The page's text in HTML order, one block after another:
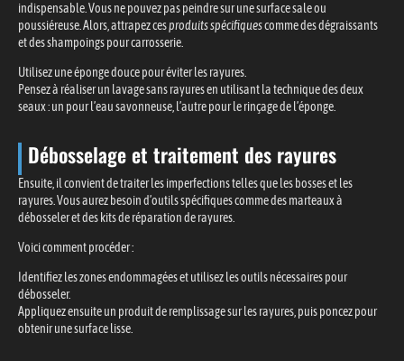
indispensable. Vous ne pouvez pas peindre sur une surface sale ou
poussiéreuse. Alors, attrapez cesproduits spécifiquescomme des dégraissants
et des shampoings pour carrosserie.
Utilisez une éponge douce pour éviter les rayures.
Pensez à réaliser un lavage sans rayures en utilisant la technique des deux
seaux : un pour l’eau savonneuse, l’autre pour le rinçage de l’éponge.
Débosselage et traitement des rayures
Ensuite, il convient de traiter les imperfections telles que les bosses et les
rayures. Vous aurez besoin d’outils spécifiques comme des marteaux à
débosseler et des kits de réparation de rayures.
Voici comment procéder :
Identifiez les zones endommagées et utilisez les outils nécessaires pour
débosseler.
Appliquez ensuite un produit de remplissage sur les rayures, puis poncez pour
obtenir une surface lisse.